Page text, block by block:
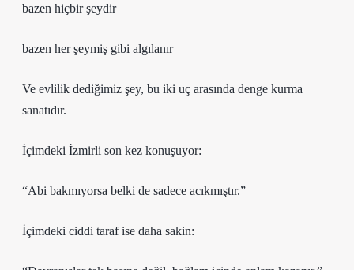
bazen hiçbir şeydir
bazen her şeymiş gibi algılanır
Ve evlilik dediğimiz şey, bu iki uç arasında denge kurma
sanatıdır.
İçimdeki İzmirli son kez konuşuyor:
“Abi bakmıyorsa belki de sadece acıkmıştır.”
İçimdeki ciddi taraf ise daha sakin: